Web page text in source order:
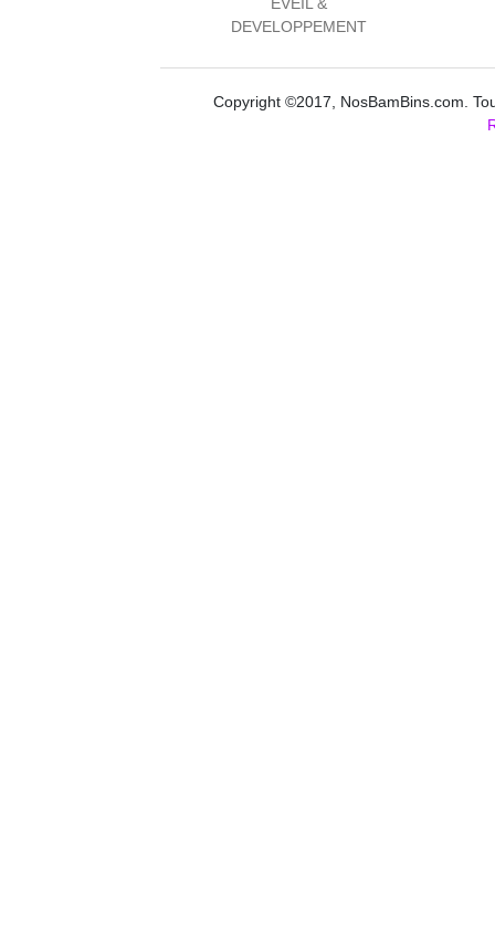
DEVELOPPEMENT
Copyright ©2017, NosBamBins.com.